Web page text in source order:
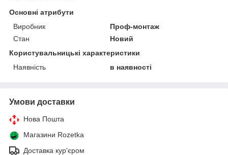
Основні атрибути
Виробник
Проф-монтаж
Стан
Новий
Користувальницькі характеристики
Наявність
в наявності
Умови доставки
Нова Пошта
Магазини Rozetka
Доставка кур'єром